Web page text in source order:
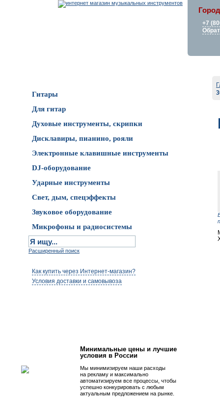
+7
Гитары
Для гитар
Духовые инструменты, скрипки
Дисклавиры, пианино, рояли
Электронные клавишные инструменты
DJ-оборудование
Ударные инструменты
Свет, дым, спецэффекты
Звуковое оборудование
Микрофоны и радиосистемы
Расширенный поиск
Как купить через Интернет-магазин?
Условия доставки и самовывоза
Минимальные цены и лучшие
условия в России
Мы минимизируем наши расходы
на рекламу и максимально
автоматизируем все процессы, чтобы
успешно конкурировать с любым
актуальным предложением на рынке.